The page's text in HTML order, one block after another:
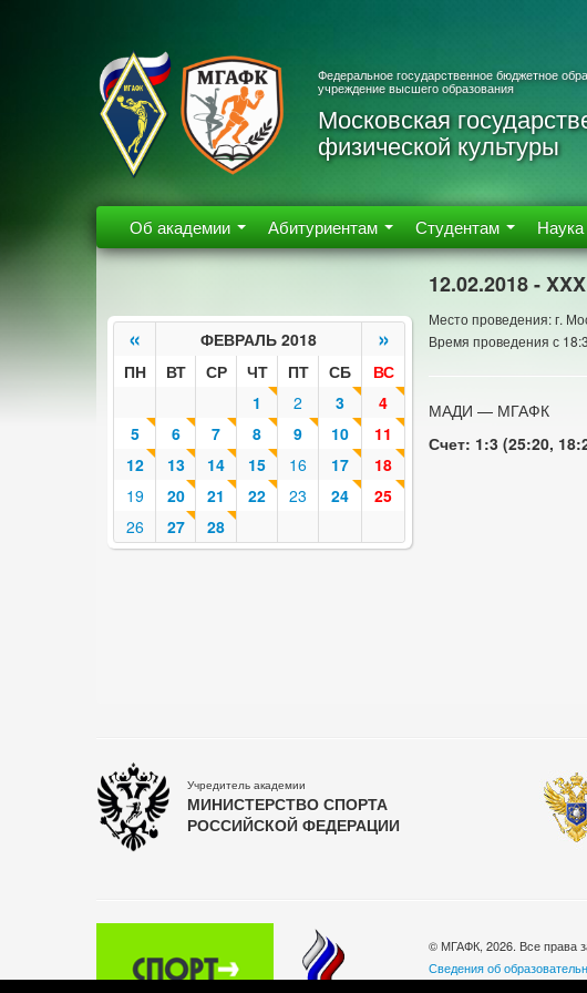
Федеральное государственное бюджетное
учреждение высшего образования
Московская
физической культуры
Об академии Абитуриентам Студентам Наука
« ФЕВРАЛЬ 2018 »
ПН ВТ СР ЧТ ПТ СБ
ВС
1
2 3
4
5
6 7 8 9 10
11
12
13 14 15 16 17
18
19
20 21 22 23 24
25
26
27 28
12.02.2018 -
Место проведения: г.
Время проведения с
МАДИ — МГАФК
Счет: 1:3 (25:20,
Учредитель академии
МИНИСТЕРСТВО СПОРТА
РОССИЙСКОЙ ФЕДЕРАЦИИ
© МГАФК, 2026. Все права
Сведения об